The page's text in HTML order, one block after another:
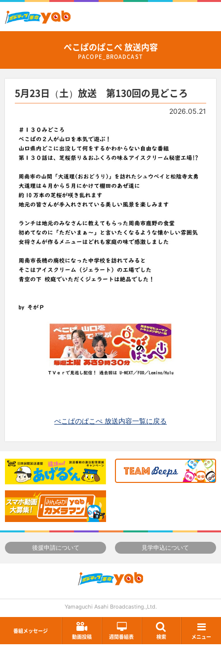
番組メッセージ
動画投稿
週間番組表 検索 メニュー
ぺこぱのぱこぺ 放送内容
PACOPE_BROADCAST
5月23日（土）放送 第130回の見どころ
2026.05.21
ぺこぱのぱこぺ 放送内容一覧に戻る
後援申請について 見学申込について
Yamaguchi Asahi Broadcasting.,Ltd.